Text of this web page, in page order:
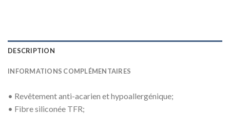
DESCRIPTION
INFORMATIONS COMPLÉMENTAIRES
• Revêtement anti-acarien et hypoallergénique;
• Fibre siliconée TFR;